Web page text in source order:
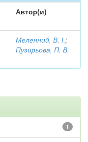
Автор(и)
Меленний, В. І.;
Пузирьова, П. В.
1